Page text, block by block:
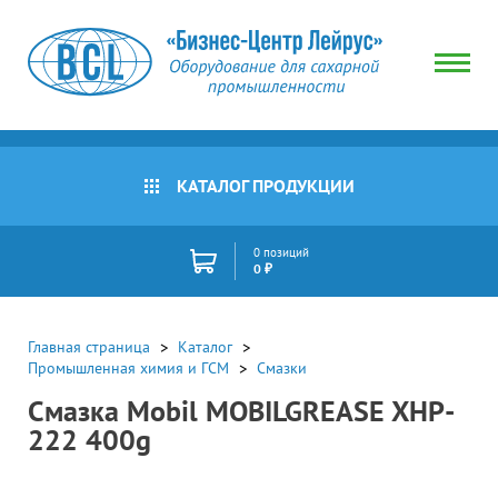
КАТАЛОГ ПРОДУКЦИИ
0 позиций
0 ₽
Главная страница
Каталог
Промышленная химия и ГСМ
Смазки
Смазка Mobil MOBILGREASE XHP-
222 400g